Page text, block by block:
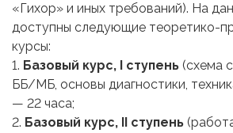
«Гихор» и иных требований). На
доступны следующие теоретико-
курсы:
1. Базовый курс, I ступень (схема
ББ/МБ, основы диагностики,
— 22 часа;
2. Базовый курс, II ступень